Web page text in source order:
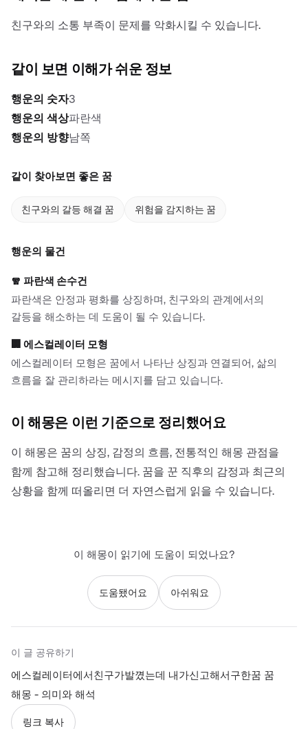
친구와의 소통 부족이 문제를 악화시킬 수 있습니다.
같이 보면 이해가 쉬운 정보
행운의 숫자3
행운의 색상파란색
행운의 방향남쪽
같이 찾아보면 좋은 꿈
친구와의 갈등 해결 꿈 위험을 감지하는 꿈
행운의 물건
🧣 파란색 손수건
파란색은 안정과 평화를 상징하며, 친구와의 관계에서의
갈등을 해소하는 데 도움이 될 수 있습니다.
🏢 에스컬레이터 모형
에스컬레이터 모형은 꿈에서 나타난 상징과 연결되어, 삶의
흐름을 잘 관리하라는 메시지를 담고 있습니다.
이 해몽은 이런 기준으로 정리했어요
이 해몽은 꿈의 상징, 감정의 흐름, 전통적인 해몽 관점을
함께 참고해 정리했습니다. 꿈을 꾼 직후의 감정과 최근의
상황을 함께 떠올리면 더 자연스럽게 읽을 수 있습니다.
이 해몽이 읽기에 도움이 되었나요?
도움됐어요 아쉬워요
이 글 공유하기
에스컬레이터에서친구가발꼈는데 내가신고해서구한꿈 꿈
해몽 - 의미와 해석
링크 복사